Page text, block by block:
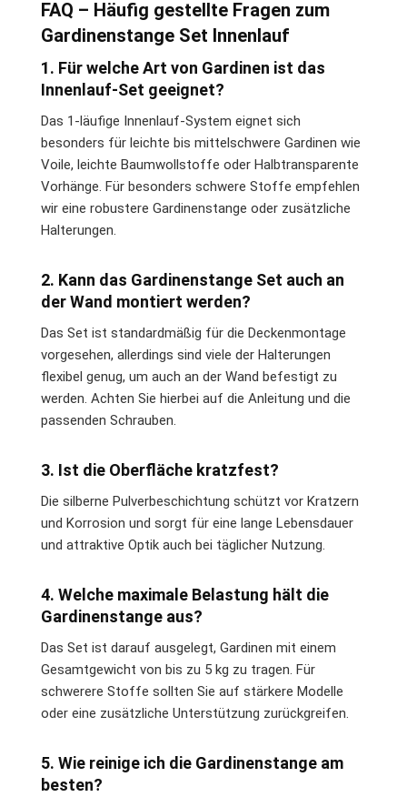
FAQ – Häufig gestellte Fragen zum
Gardinenstange Set Innenlauf
1. Für welche Art von Gardinen ist das
Innenlauf-Set geeignet?
Das 1-läufige Innenlauf-System eignet sich
besonders für leichte bis mittelschwere Gardinen wie
Voile, leichte Baumwollstoffe oder Halbtransparente
Vorhänge. Für besonders schwere Stoffe empfehlen
wir eine robustere Gardinenstange oder zusätzliche
Halterungen.
2. Kann das Gardinenstange Set auch an
der Wand montiert werden?
Das Set ist standardmäßig für die Deckenmontage
vorgesehen, allerdings sind viele der Halterungen
flexibel genug, um auch an der Wand befestigt zu
werden. Achten Sie hierbei auf die Anleitung und die
passenden Schrauben.
3. Ist die Oberfläche kratzfest?
Die silberne Pulverbeschichtung schützt vor Kratzern
und Korrosion und sorgt für eine lange Lebensdauer
und attraktive Optik auch bei täglicher Nutzung.
4. Welche maximale Belastung hält die
Gardinenstange aus?
Das Set ist darauf ausgelegt, Gardinen mit einem
Gesamtgewicht von bis zu 5 kg zu tragen. Für
schwerere Stoffe sollten Sie auf stärkere Modelle
oder eine zusätzliche Unterstützung zurückgreifen.
5. Wie reinige ich die Gardinenstange am
besten?